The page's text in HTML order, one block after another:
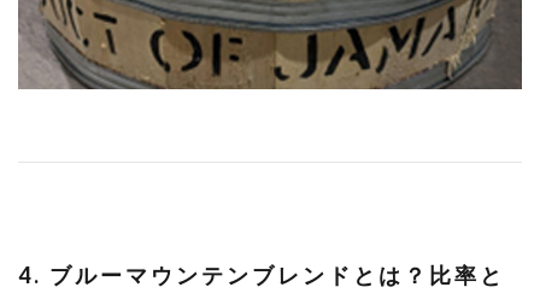
4. ブルーマウンテンブレンドとは？比率と